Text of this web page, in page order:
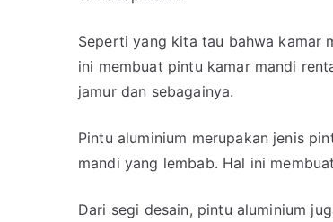
Seperti yang kita tau bahwa kamar
ini membuat pintu kamar mandi
jamur dan sebagainya.
Pintu aluminium merupakan jenis
mandi yang lembab. Hal ini
Dari segi desain, pintu aluminium